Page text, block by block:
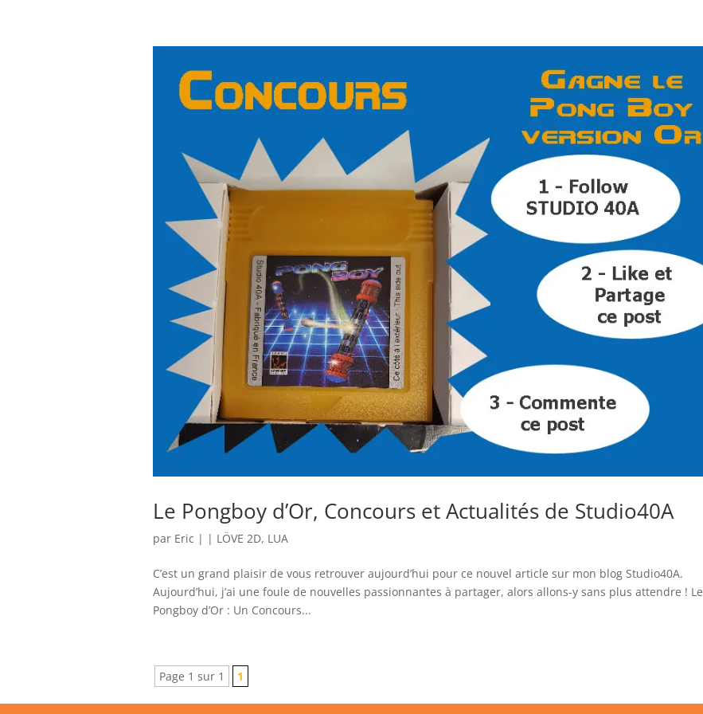
Le Pongboy d’Or, Concours et Actualités de Studio40A
par Eric | | LÖVE 2D, LUA
C’est un grand plaisir de vous retrouver aujourd’hui pour ce nouvel article sur mon blog Studio40A.
Aujourd’hui, j’ai une foule de nouvelles passionnantes à partager, alors allons-y sans plus attendre ! Le
Pongboy d’Or : Un Concours...
Page 1 sur 1 1